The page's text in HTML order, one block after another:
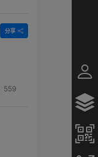
分享
559